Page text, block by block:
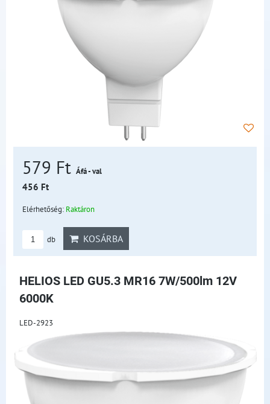
579 Ft Áfá - val
456 Ft
Elérhetőség: Raktáron
db KOSÁRBA
HELIOS LED GU5.3 MR16 7W/500lm 12V
6000K
LED-2923